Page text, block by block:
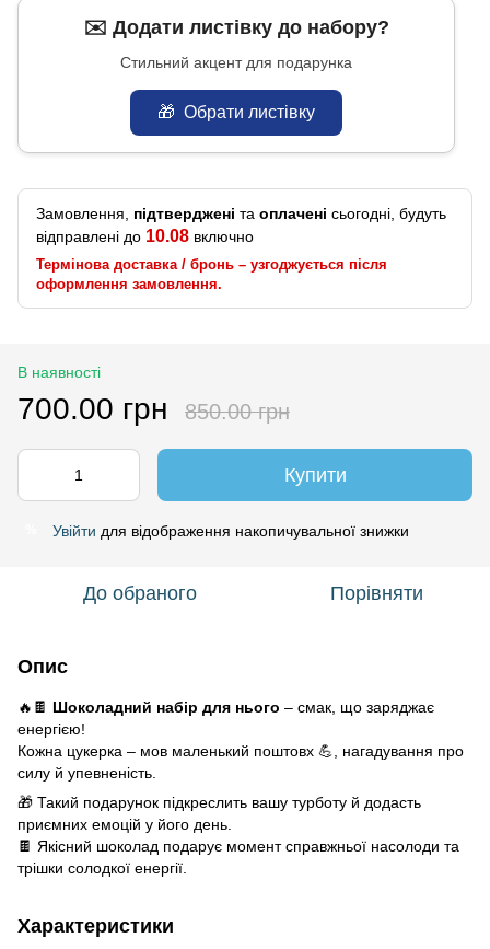
✉️ Додати листівку до набору?
Стильний акцент для подарунка
🎁 Обрати листівку
Замовлення, підтверджені та оплачені сьогодні, будуть
відправлені до 10.08 включно
Термінова доставка / бронь – узгоджується після
оформлення замовлення.
В наявності
700.00 грн 850.00 грн
Купити
Увійти для відображення накопичувальної знижки
До обраного Порівняти
Опис
🔥🍫 Шоколадний набір для нього – смак, що заряджає
енергією!
Кожна цукерка – мов маленький поштовх 💪, нагадування про
силу й упевненість.
🎁 Такий подарунок підкреслить вашу турботу й додасть
приємних емоцій у його день.
🍫 Якісний шоколад подарує момент справжньої насолоди та
трішки солодкої енергії.
Характеристики